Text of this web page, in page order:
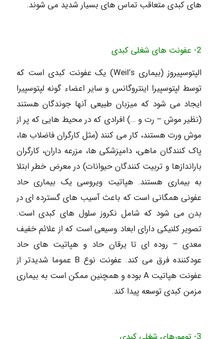
های کبدی متعاقب تماس های بسیار شدید می شوند.
2- عفونت های شغلی کبدی
الپتوسپیروز (بیماری Weil’s) یک عفونت کبدی است که
توسط لپتوسپیرا اینتروگانس و سایر اعضاء گونه لپتوسپیرا
ایجاد می شود که میزبان طبیعی آنها جوندگان هستند
(نظیر موش – رت و …) افرادی که در محیط هایی که پر از
موش ورت هستند، کار می کنند (مثل کارگران فاضلاب ها،
پاک کنندگان ماهی، دامپزشکی ها، مزرعه داران، کارگران
باراندازها و تربیت کنندگان حیوانات) در معرض خطر ابتلا
به بیماری هستند. هپاتیت ویروسی یک بیماری حاد
عفونی همگانی است که باعث آسیب های گسترده ای در
بدن می شود که شامل نکروز سلول های کبدی است.
تصویر کلنیکی دارای ابعاد وسیعی است که از علائم خفیف
معدی – روده ای تا یرقان حاد و هپاتیت های حاد
عودکننده فرق می کند. عفونت نوع B عموما شدیدتر از
عفونت هپاتیت A بوده و همچنین ممکن است به بیماری
مزمن کبدی توسعه پیدا کند.